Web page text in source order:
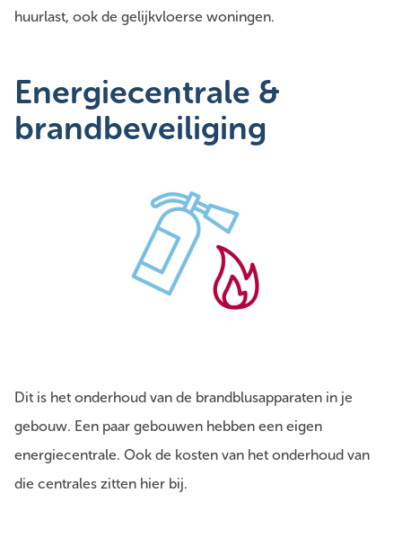
huurlast, ook de gelijkvloerse woningen.
Energiecentrale &
brandbeveiliging
Dit is het onderhoud van de brandblusapparaten in je
gebouw. Een paar gebouwen hebben een eigen
energiecentrale. Ook de kosten van het onderhoud van
die centrales zitten hier bij.